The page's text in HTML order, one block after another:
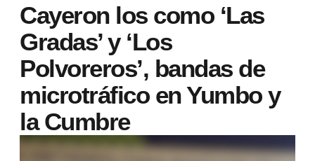
Cayeron los como ‘Las
Gradas’ y ‘Los
Polvoreros’, bandas de
microtráfico en Yumbo y
la Cumbre